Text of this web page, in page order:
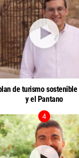
de turismo
y el Pantano